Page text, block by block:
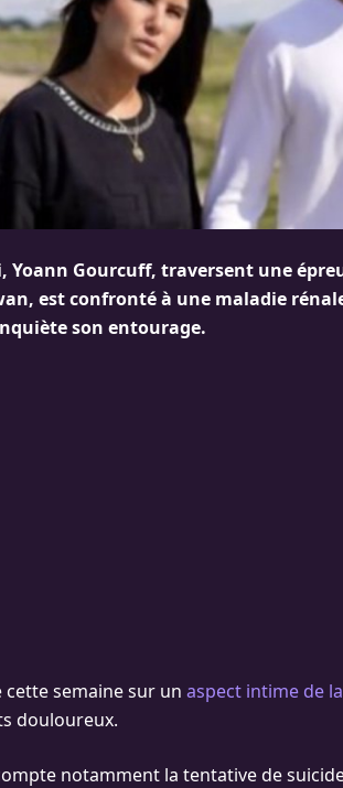
Yoann Gourcuff, traversent une
est confronté à une maladie
son entourage.
cette semaine sur un aspect intime de
douloureux.
notamment la tentative de suicide